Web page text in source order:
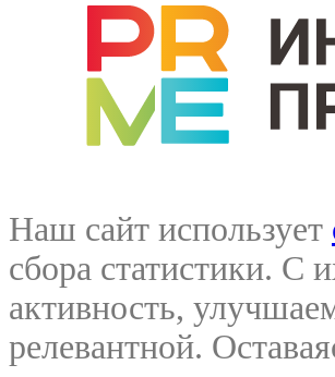
Наш сайт использует
сбора статистики. С
активность,
релевантной.